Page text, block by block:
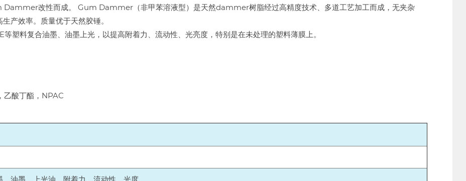
改性而成。 Gum Dammer（非甲苯溶液型）是天然dammer树脂经过高精度技术、多道工艺加工而成，无夹杂
产效率。质量优于天然胶锤。
料复合油墨、油墨上光，以提高附着力、流动性、光亮度，特别是在未处理的塑料薄膜上。
乙酸丁酯，NPAC